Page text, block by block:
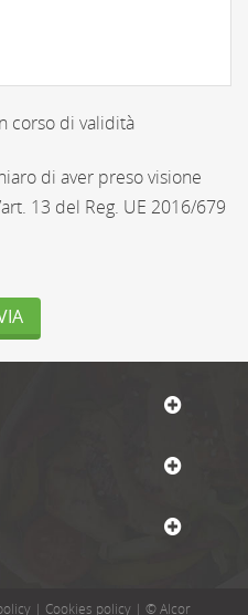
corso di validità
di aver preso visione
13 del Reg. UE 2016/679
| Cookies policy| © Alcor